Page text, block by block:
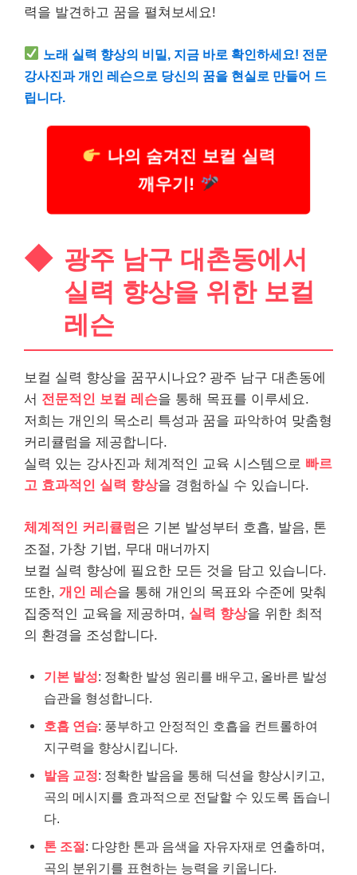
력을 발견하고 꿈을 펼쳐보세요!
노래 실력 향상의 비밀, 지금 바로 확인하세요! 전문
강사진과 개인 레슨으로 당신의 꿈을 현실로 만들어 드
립니다.
나의 숨겨진 보컬 실력
깨우기!
광주 남구 대촌동에서
실력 향상을 위한 보컬
레슨
보컬 실력 향상을 꿈꾸시나요? 광주 남구 대촌동에
서 전문적인 보컬 레슨을 통해 목표를 이루세요.
저희는 개인의 목소리 특성과 꿈을 파악하여 맞춤형
커리큘럼을 제공합니다.
실력 있는 강사진과 체계적인 교육 시스템으로 빠르
고 효과적인 실력 향상을 경험하실 수 있습니다.
체계적인 커리큘럼 은 기본 발성부터 호흡, 발음, 톤
조절, 가창 기법, 무대 매너까지
보컬 실력 향상에 필요한 모든 것을 담고 있습니다.
또한, 개인 레슨을 통해 개인의 목표와 수준에 맞춰
집중적인 교육을 제공하며, 실력 향상을 위한 최적
의 환경을 조성합니다.
기본 발성: 정확한 발성 원리를 배우고, 올바른 발성
습관을 형성합니다.
호흡 연습: 풍부하고 안정적인 호흡을 컨트롤하여
지구력을 향상시킵니다.
발음 교정: 정확한 발음을 통해 딕션을 향상시키고,
곡의 메시지를 효과적으로 전달할 수 있도록 돕습니
다.
톤 조절: 다양한 톤과 음색을 자유자재로 연출하며,
곡의 분위기를 표현하는 능력을 키웁니다.